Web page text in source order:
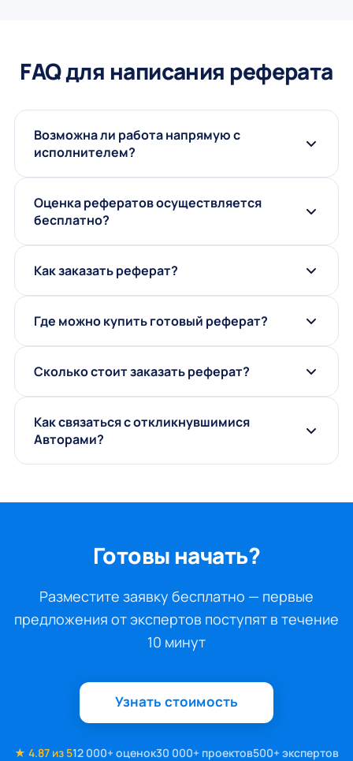
FAQ для написания реферата
Возможна ли работа напрямую с
исполнителем?
Оценка рефератов осуществляется
бесплатно?
Как заказать реферат?
Где можно купить готовый реферат?
Сколько стоит заказать реферат?
Как связаться с откликнувшимися
Авторами?
Готовы начать?
Разместите заявку бесплатно — первые
предложения от экспертов поступят в течение
10 минут
Узнать стоимость
★ 4.87 из 512 000+ оценок30 000+ проектов500+ экспертов